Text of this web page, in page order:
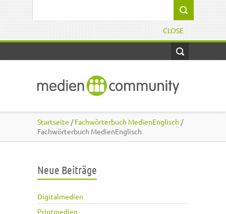
CLOSE
Startseite /Fachwörterbuch MedienEnglisch /
Fachwörterbuch MedienEnglisch
Neue Beiträge
Digitalmedien
Printmedien